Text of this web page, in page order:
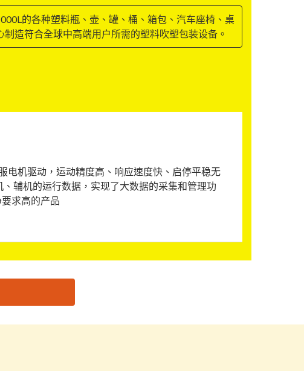
的各种塑料瓶、壶、罐、桶、箱包、汽车座椅、桌
造符合全球中高端用户所需的塑料吹塑包装设备。
电机驱动，运动精度高、响应速度快、启停平稳无
辅机的运行数据，实现了大数据的采集和管理功
求高的产品